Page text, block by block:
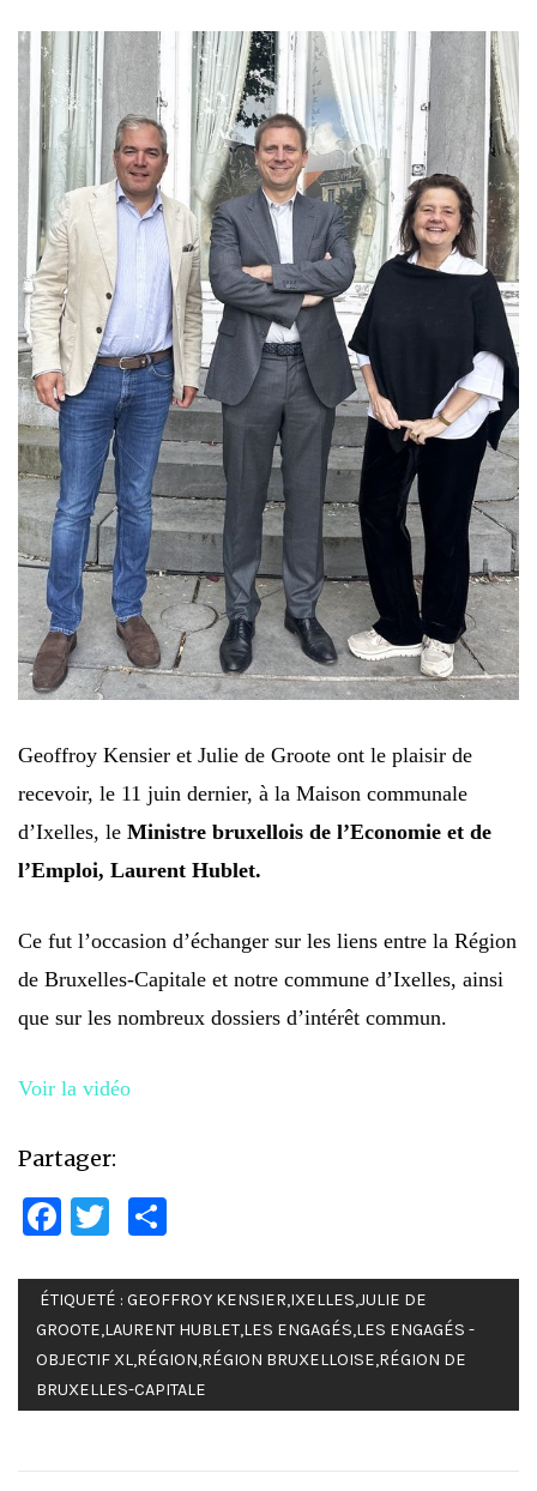
Geoffroy Kensier et Julie de Groote ont le plaisir de
recevoir, le 11 juin dernier, à la Maison communale
d’Ixelles, le Ministre bruxellois de l’Economie et de
l’Emploi, Laurent Hublet.
Ce fut l’occasion d’échanger sur les liens entre la Région
de Bruxelles-Capitale et notre commune d’Ixelles, ainsi
que sur les nombreux dossiers d’intérêt commun.
Voir la vidéo
Partager:
Facebook
Twitter
ÉTIQUETÉ : GEOFFROY KENSIER,IXELLES,JULIE DE
GROOTE,LAURENT HUBLET,LES ENGAGÉS,LES ENGAGÉS -
OBJECTIF XL,RÉGION,RÉGION BRUXELLOISE,RÉGION DE
BRUXELLES-CAPITALE